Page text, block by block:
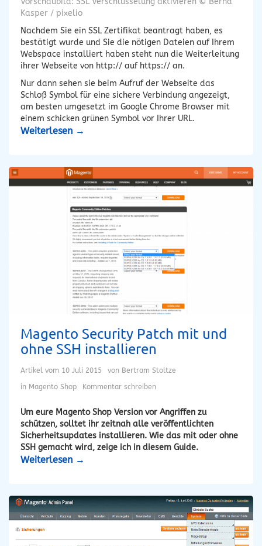
Kasper / pixelio
Nachdem Sie ein SSL Zertifikat beantragt haben, es
bestätigt wurde und Sie die nötigen Dateien auf Ihrem
Webspace installiert haben steht nun die Weiterleitung
ihrer Webseite von http:// auf https:// an.
Nur dann sehen sie beim Aufruf der Webseite das
Schloß Symbol für eine sichere Verbindung angezeigt,
am besten umgesetzt im Google Chrome Browser mit
einem schicken grünen Symbol vor Ihrer URL.
Weiterlesen →
Magento Security Patch mit und
ohne SSH installieren
Artikel vom 10 Juli 2015 von Bertram Stoltze
in Magento Shop Kommentar schreiben
Um eure Magento Shop Version vor Angriffen zu
schützen, solltet ihr zeitnah alle veröffentlichten
Sicherheitsupdates installieren. Wie das mit oder ohne
SSH gemacht wird, zeige ich in diesem Guide.
Weiterlesen →